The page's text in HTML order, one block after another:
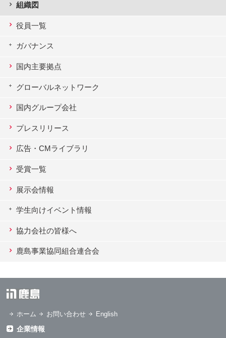
組織図
役員一覧
ガバナンス
国内主要拠点
グローバルネットワーク
国内グループ会社
プレスリリース
広告・CMライブラリ
受賞一覧
展示会情報
学生向けイベント情報
協力会社の皆様へ
鹿島事業協同組合連合会
ホーム お問い合わせ English
企業情報